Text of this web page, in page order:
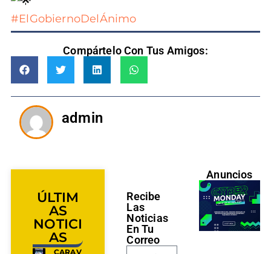
#ElGobiernoDelÁnimo
Compártelo Con Tus Amigos:
admin
ÚLTIM
AS
NOTICI
AS
CARAV
Recibe
Las
Noticias
En Tu
Correo
Anuncios